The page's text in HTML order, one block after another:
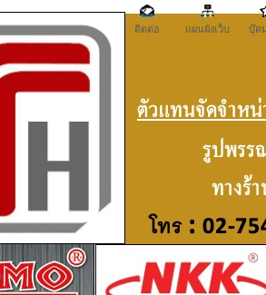
ติดต่อ แผนผังเว็บ บุ๊ค